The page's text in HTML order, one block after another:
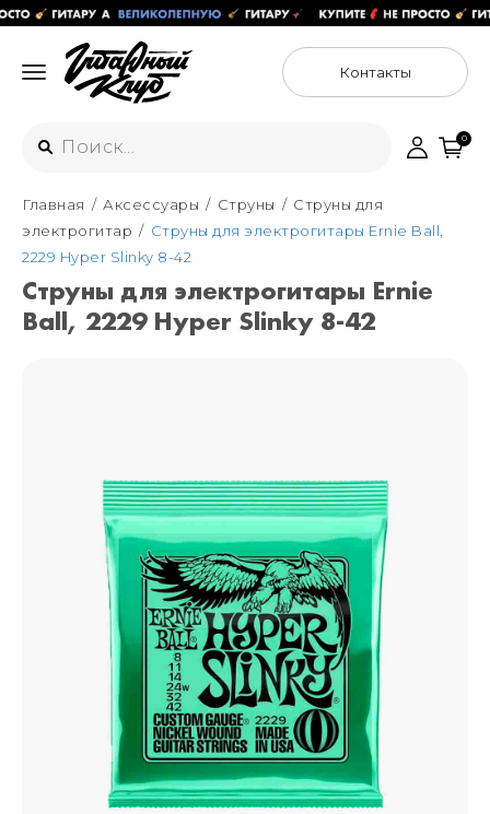
Контакты
Интернет-магазин
+7 (925) 125-54-44
Москва
+7 (925) 176-55-65
ул. Большая Новодмитровская 36с15,
Санкт-Петербург
+7 (999) 213-51-93
0
Главная Аксессуары Струны
Струны для
электрогитар
Струны для электрогитары Ernie Ball,
2229 Hyper Slinky 8-42
Струны для электрогитары Ernie
Ball, 2229 Hyper Slinky 8-42